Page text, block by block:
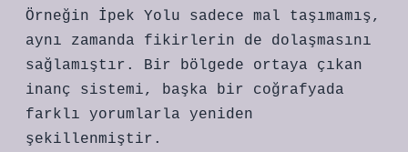
Örneğin İpek Yolu sadece mal taşımamış,
aynı zamanda fikirlerin de dolaşmasını
sağlamıştır. Bir bölgede ortaya çıkan
inanç sistemi, başka bir coğrafyada
farklı yorumlarla yeniden
şekillenmiştir.